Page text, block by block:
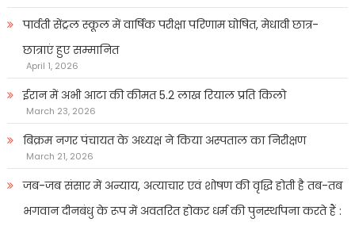
पार्वती सेंट्रल स्कूल में वार्षिक परीक्षा परिणाम घोषित, मेधावी छात्र-
छात्राएं हुए सम्मानित
April 1, 2026
ईरान में अभी आटा की कीमत 5.2 लाख रियाल प्रति किलो
March 23, 2026
बिक्रम नगर पंचायत के अध्यक्ष ने किया अस्पताल का निरीक्षण
March 21, 2026
जब-जब संसार में अन्याय, अत्याचार एवं शोषण की वृद्धि होती है तब-तब
भगवान दीनबंधु के रूप में अवतरित होकर धर्म की पुनर्स्थापना करते हैं :